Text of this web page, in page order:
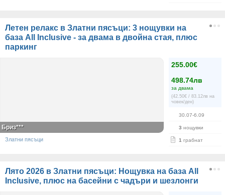
Летен релакс в Златни пясъци: 3 нощувки на
база All Inclusive - за двама в двойна стая, плюс
паркинг
255.00€
498.74лв
за двама
(42.50€ / 83.12лв на
човек/ден)
30.07-6.09
3 нощувки
1 грабнат
Бриз***
Златни пясъци
Лято 2026 в Златни пясъци: Нощувка на база All
Inclusive, плюс на басейни с чадъри и шезлонги